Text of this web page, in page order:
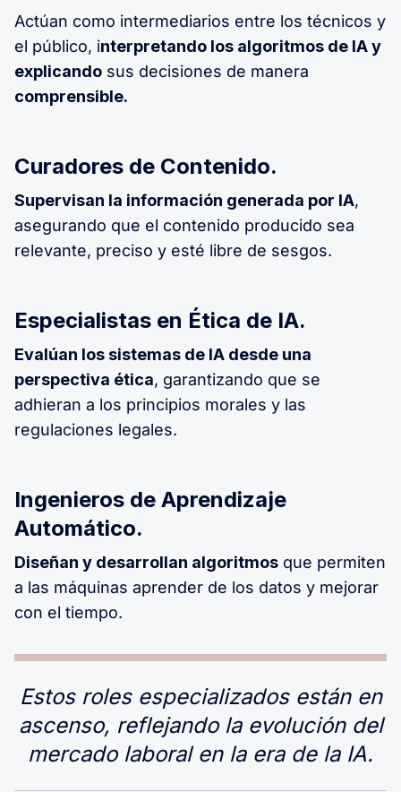
Actúan como intermediarios entre los técnicos y
el público, interpretando los algoritmos de IA y
explicando sus decisiones de manera
comprensible.
Curadores de Contenido.
Supervisan la información generada por IA,
asegurando que el contenido producido sea
relevante, preciso y esté libre de sesgos.
Especialistas en Ética de IA.
Evalúan los sistemas de IA desde una
perspectiva ética, garantizando que se
adhieran a los principios morales y las
regulaciones legales.
Ingenieros de Aprendizaje
Automático.
Diseñan y desarrollan algoritmos que permiten
a las máquinas aprender de los datos y mejorar
con el tiempo.
Estos roles especializados están en
ascenso, reflejando la evolución del
mercado laboral en la era de la IA.